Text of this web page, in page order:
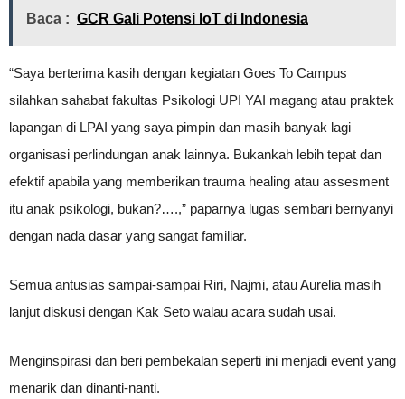
Baca : GCR Gali Potensi IoT di Indonesia
“Saya berterima kasih dengan kegiatan Goes To Campus
silahkan sahabat fakultas Psikologi UPI YAI magang atau praktek
lapangan di LPAI yang saya pimpin dan masih banyak lagi
organisasi perlindungan anak lainnya. Bukankah lebih tepat dan
efektif apabila yang memberikan trauma healing atau assesment
itu anak psikologi, bukan?….,” paparnya lugas sembari bernyanyi
dengan nada dasar yang sangat familiar.
Semua antusias sampai-sampai Riri, Najmi, atau Aurelia masih
lanjut diskusi dengan Kak Seto walau acara sudah usai.
Menginspirasi dan beri pembekalan seperti ini menjadi event yang
menarik dan dinanti-nanti.